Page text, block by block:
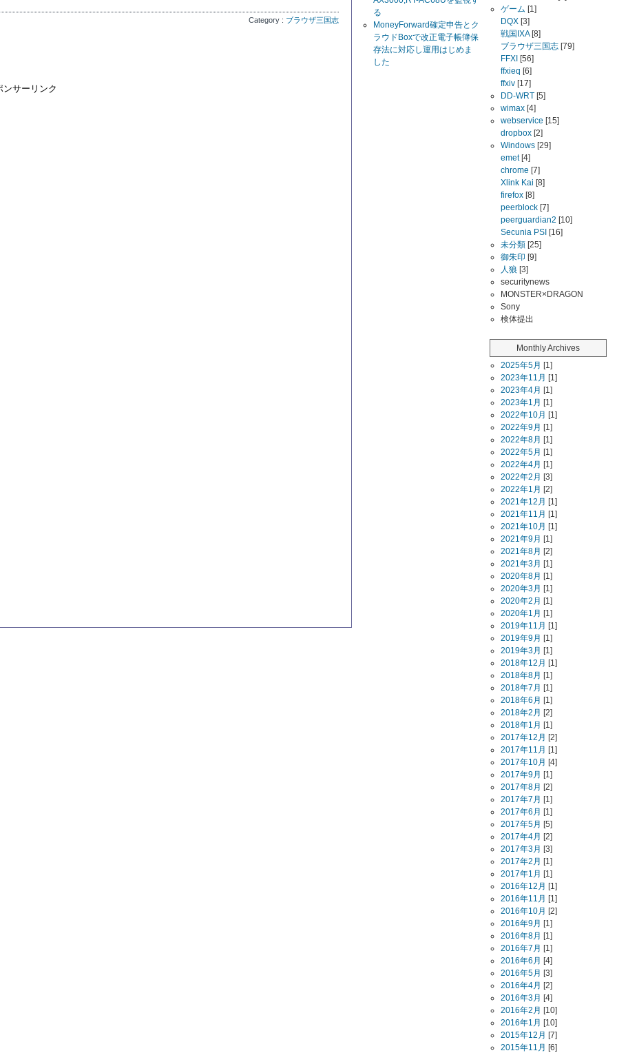
Category : ブラウザ三国志
ンサーリンク
る
MoneyForward確定申告とク
ラウドBoxで改正電子帳簿保
存法に対応し運用はじめま
した
ゲーム [1]
DQX [3]
戦国IXA[8]
ブラウザ三国志 [79]
FFXI [56]
ffxieq [6]
ffxiv [17]
DD-WRT [5]
wimax [4]
webservice [15]
dropbox [2]
Windows [29]
emet[4]
chrome [7]
Xlink Kai [8]
firefox [8]
peerblock [7]
peerguardian2 [10]
Secunia PSI [16]
未分類 [25]
御朱印 [9]
人狼 [3]
securitynews
MONSTER×DRAGON
Sony
検体提出
Monthly Archives
2025年5月 [1]
2023年11月 [1]
2023年4月 [1]
2023年1月 [1]
2022年10月 [1]
2022年9月 [1]
2022年8月 [1]
2022年5月 [1]
2022年4月 [1]
2022年2月 [3]
2022年1月 [2]
2021年12月 [1]
2021年11月 [1]
2021年10月 [1]
2021年9月 [1]
2021年8月 [2]
2021年3月 [1]
2020年8月 [1]
2020年3月 [1]
2020年2月 [1]
2020年1月 [1]
2019年11月 [1]
2019年9月 [1]
2019年3月 [1]
2018年12月 [1]
2018年8月 [1]
2018年7月 [1]
2018年6月 [1]
2018年2月 [2]
2018年1月 [1]
2017年12月 [2]
2017年11月 [1]
2017年10月 [4]
2017年9月 [1]
2017年8月 [2]
2017年7月 [1]
2017年6月 [1]
2017年5月 [5]
2017年4月 [2]
2017年3月 [3]
2017年2月 [1]
2017年1月 [1]
2016年12月 [1]
2016年11月 [1]
2016年10月 [2]
2016年9月 [1]
2016年8月 [1]
2016年7月 [1]
2016年6月 [4]
2016年5月 [3]
2016年4月 [2]
2016年3月 [4]
2016年2月 [10]
2016年1月 [10]
2015年12月 [7]
2015年11月 [6]